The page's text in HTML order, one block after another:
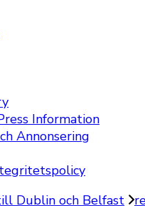
Information
Annonsering
Dublin och Belfast